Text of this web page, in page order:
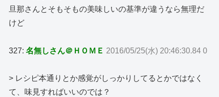
旦那さんとそもそもの美味しいの基準が違うなら無理だ
けど
327:名無しさん＠ＨＯＭＥ 2016/05/25(水) 20:46:30.84 0
> レシピ本通りとか感覚がしっかりしてるとかではなく
て、味見すればいいのでは？